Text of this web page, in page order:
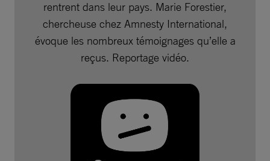
rentrent dans leur pays. Marie Forestier,
chercheuse chez Amnesty International,
évoque les nombreux témoignages qu’elle a
reçus. Reportage vidéo.